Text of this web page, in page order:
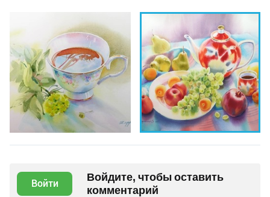
Войти
Войдите, чтобы оставить
комментарий